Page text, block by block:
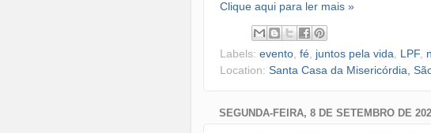
Clique aqui para ler mais »
Labels: evento fé juntos pela vida LPF
Location: Santa Casa da Misericórdia,
SEGUNDA-FEIRA, 8 DE SETEMBRO DE